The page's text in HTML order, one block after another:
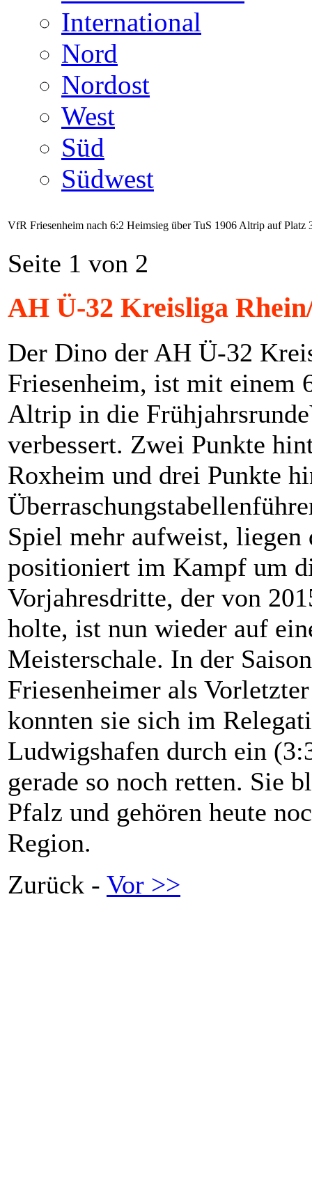
International
Nord
Nordost
West
Süd
Südwest
VfR Friesenheim nach 6:2 Heimsieg über TuS 1906 Altrip auf Platz
Seite 1 von 2
AH Ü-32 Kreisliga
Der Dino der AH Ü-32
Friesenheim, ist mit einem
Altrip in die
verbessert. Zwei Punkte
Roxheim und drei Punkte
Spiel mehr aufweist,
positioniert im Kampf um
Vorjahresdritte, der von
holte, ist nun wieder auf
Meisterschale. In der
Friesenheimer als
konnten sie sich im
Ludwigshafen durch ein
gerade so noch retten. Sie
Pfalz und gehören heute
Region.
Zurück - Vor >>